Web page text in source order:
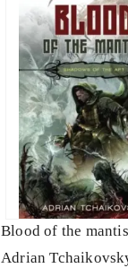
Blood of the mantis
Adrian